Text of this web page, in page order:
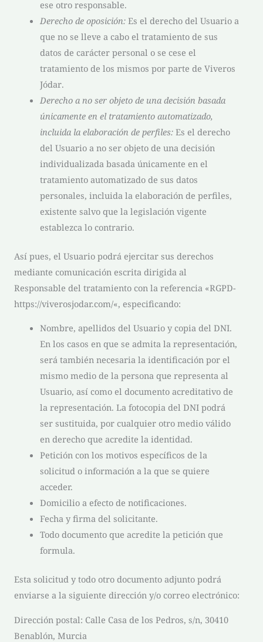
ese otro responsable.
Derecho de oposición:Es el derecho del Usuario a
que no se lleve a cabo el tratamiento de sus
datos de carácter personal o se cese el
tratamiento de los mismos por parte de Viveros
Jódar.
Derecho a no ser objeto de una decisión basada
únicamente en el tratamiento automatizado,
incluida la elaboración de perfiles:Es el derecho
del Usuario a no ser objeto de una decisión
individualizada basada únicamente en el
tratamiento automatizado de sus datos
personales, incluida la elaboración de perfiles,
existente salvo que la legislación vigente
establezca lo contrario.
Así pues, el Usuario podrá ejercitar sus derechos
mediante comunicación escrita dirigida al
Responsable del tratamiento con la referencia «RGPD-
https://viverosjodar.com/«, especificando:
Nombre, apellidos del Usuario y copia del DNI.
En los casos en que se admita la representación,
será también necesaria la identificación por el
mismo medio de la persona que representa al
Usuario, así como el documento acreditativo de
la representación. La fotocopia del DNI podrá
ser sustituida, por cualquier otro medio válido
en derecho que acredite la identidad.
Petición con los motivos específicos de la
solicitud o información a la que se quiere
acceder.
Domicilio a efecto de notificaciones.
Fecha y firma del solicitante.
Todo documento que acredite la petición que
formula.
Esta solicitud y todo otro documento adjunto podrá
enviarse a la siguiente dirección y/o correo electrónico:
Dirección postal: Calle Casa de los Pedros, s/n, 30410
Benablón, Murcia